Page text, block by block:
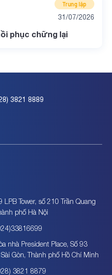
Trung lập
31/07/2026
phục chững lại
3821 8889
LPB Tower, số 210 Trần Quang
phố Hà Nội
nhà President Place, Số 93
Gòn, Thành phố Hồ Chí Minh
3821 8879